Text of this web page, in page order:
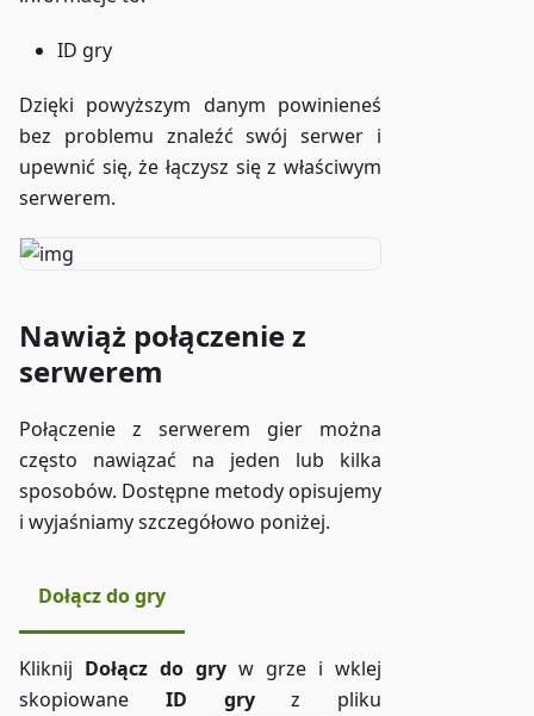
ID gry
Dzięki powyższym danym powinieneś
bez problemu znaleźć swój serwer i
upewnić się, że łączysz się z właściwym
serwerem.
Nawiąż połączenie z
serwerem
Połączenie z serwerem gier można
często nawiązać na jeden lub kilka
sposobów. Dostępne metody opisujemy
i wyjaśniamy szczegółowo poniżej.
Dołącz do gry
Kliknij Dołącz do gry w grze i wklej
skopiowane ID gryz pliku